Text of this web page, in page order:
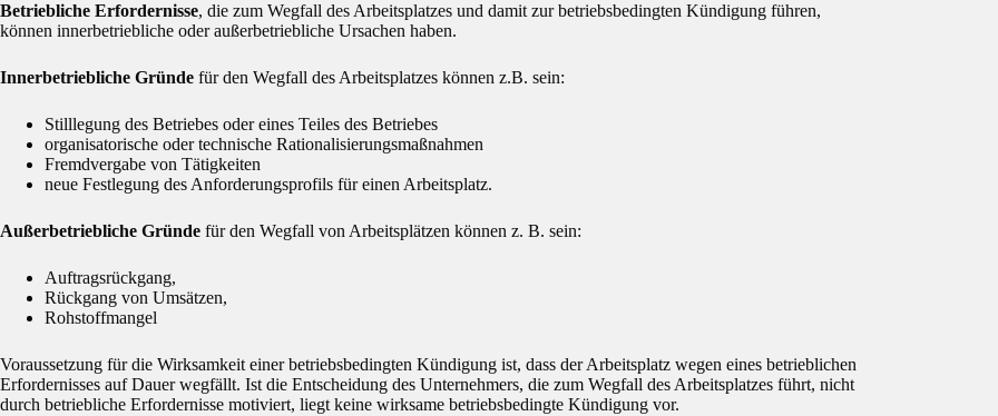
Betriebliche Erfordernisse, die zum Wegfall des Arbeitsplatzes und damit zur betriebsbedingten Kündigung führen,
können innerbetriebliche oder außerbetriebliche Ursachen haben.
Innerbetriebliche Gründe für den Wegfall des Arbeitsplatzes können z.B. sein:
Stilllegung des Betriebes oder eines Teiles des Betriebes
organisatorische oder technische Rationalisierungsmaßnahmen
Fremdvergabe von Tätigkeiten
neue Festlegung des Anforderungsprofils für einen Arbeitsplatz.
Außerbetriebliche Gründe für den Wegfall von Arbeitsplätzen können z. B. sein:
Auftragsrückgang,
Rückgang von Umsätzen,
Rohstoffmangel
Voraussetzung für die Wirksamkeit einer betriebsbedingten Kündigung ist, dass der Arbeitsplatz wegen eines betrieblichen
Erfordernisses auf Dauer wegfällt. Ist die Entscheidung des Unternehmers, die zum Wegfall des Arbeitsplatzes führt, nicht
durch betriebliche Erfordernisse motiviert, liegt keine wirksame betriebsbedingte Kündigung vor.